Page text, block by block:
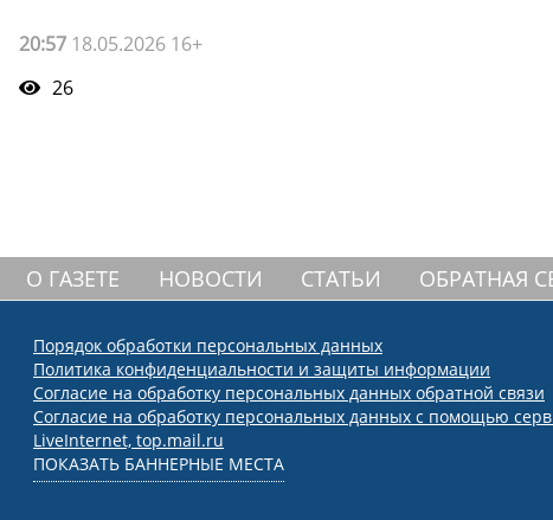
20:57 18.05.2026 16+
26
О ГАЗЕТЕ НОВОСТИ СТАТЬИ ОБРАТНАЯ
Порядок обработки персональных данных
Политика конфиденциальности и защиты информации
Согласие на обработку персональных данных обратной связи
Согласие на обработку персональных данных с помощью
LiveInternet, top.mail.ru
ПОКАЗАТЬ БАННЕРНЫЕ МЕСТА